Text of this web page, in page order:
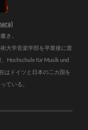
き。
大学音楽学部を卒業後に渡
Hochschule für Musik und
はドイツと日本の二カ国を
ている。